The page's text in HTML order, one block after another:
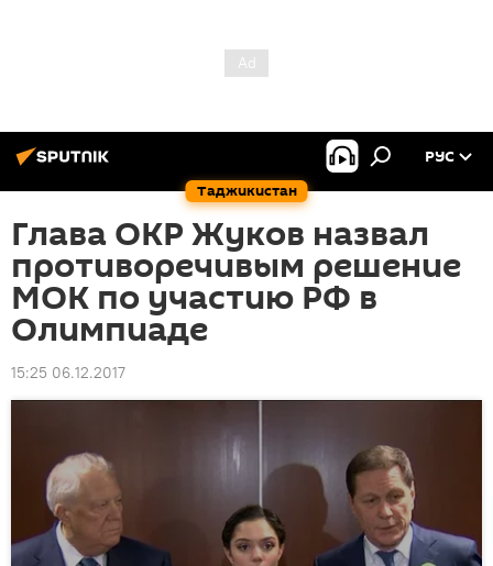
Таджикистан
РУС
Глава ОКР Жуков назвал
противоречивым решение
МОК по участию РФ в
Олимпиаде
15:25 06.12.2017